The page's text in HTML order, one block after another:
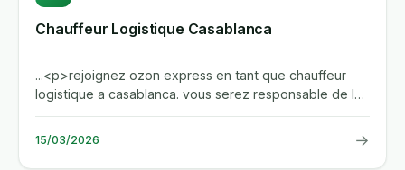
Chauffeur Logistique Casablanca
...<p>rejoignez ozon express en tant que chauffeur
logistique a casablanca. vous serez responsable de la
livraison rapide...
15/03/2026 →